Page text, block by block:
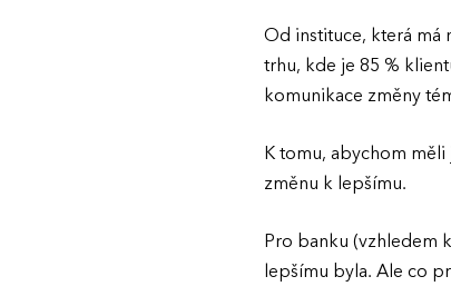
Od instituce, která má
trhu, kde je 85 %
komunikace změny
K tomu, abychom
změnu k lepšímu.
Pro banku (vzhledem
lepšímu byla. Ale co